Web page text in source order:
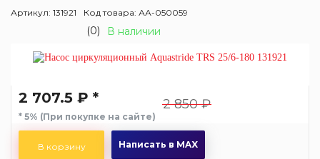
Артикул: 131921 Код товара: АА-050059
(0) В наличии
2 707.5 ₽ *
* 5% (При покупке на сайте)
2 850 ₽
В корзину Написать в MAX